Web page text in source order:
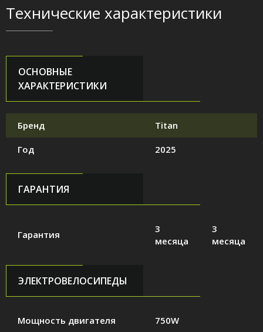
Технические характеристики
ОСНОВНЫЕ
ХАРАКТЕРИСТИКИ
Бренд Titan
Год 2025
ГАРАНТИЯ
Гарантия
3
месяца
3
месяца
ЭЛЕКТРОВЕЛОСИПЕДЫ
Мощность двигателя 750W